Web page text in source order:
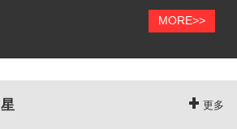
MORE>>
更多